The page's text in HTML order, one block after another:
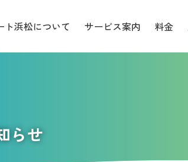
ト浜松について サービス案内 料金
らせ